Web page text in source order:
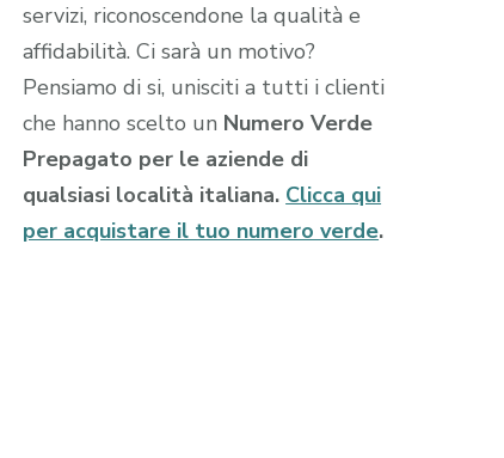
servizi, riconoscendone la qualità e
affidabilità. Ci sarà un motivo?
Pensiamo di si, unisciti a tutti i clienti
che hanno scelto un Numero Verde
Prepagato per le aziende di
qualsiasi località italiana. Clicca qui
per acquistare il tuo numero verde.